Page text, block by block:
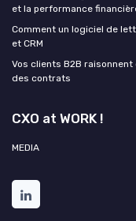
et la performance
Comment un logiciel de
et CRM
Vos clients B2B
des contrats
CXO at WORK !
MEDIA